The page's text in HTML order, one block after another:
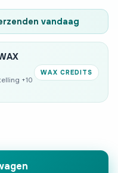
vandaag
+10
WAX CREDITS